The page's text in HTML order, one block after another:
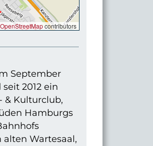
OpenStreetMapcontributors
September
2012 ein
& Kulturclub,
Hamburgs
Wartesaal,